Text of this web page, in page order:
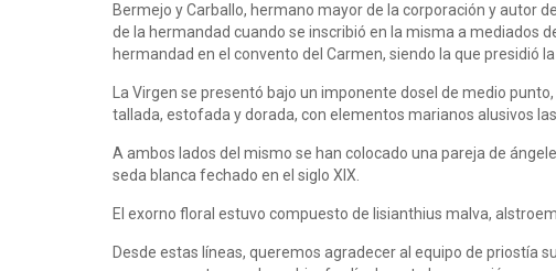
Bermejo y Carballo, hermano mayor de la corporación y autor
de la hermandad cuando se inscribió en la misma a mediados
hermandad en el convento del Carmen, siendo la que presidió
La Virgen se presentó bajo un imponente dosel de medio
tallada, estofada y dorada, con elementos marianos alusivos
A ambos lados del mismo se han colocado una pareja de
seda blanca fechado en el siglo XIX.
El exorno floral estuvo compuesto de lisianthius malva,
Desde estas líneas, queremos agradecer al equipo de priostía